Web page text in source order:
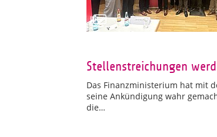
Stellenstreichungen
Das Finanzministerium hat mit
seine Ankündigung wahr
die…